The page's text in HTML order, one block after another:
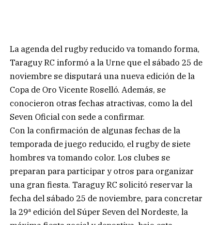
La agenda del rugby reducido va tomando forma,
Taraguy RC informó a la Urne que el sábado 25 de
noviembre se disputará una nueva edición de la
Copa de Oro Vicente Roselló. Además, se
conocieron otras fechas atractivas, como la del
Seven Oficial con sede a confirmar.
Con la confirmación de algunas fechas de la
temporada de juego reducido, el rugby de siete
hombres va tomando color. Los clubes se
preparan para participar y otros para organizar
una gran fiesta. Taraguy RC solicitó reservar la
fecha del sábado 25 de noviembre, para concretar
la 29ª edición del Súper Seven del Nordeste, la